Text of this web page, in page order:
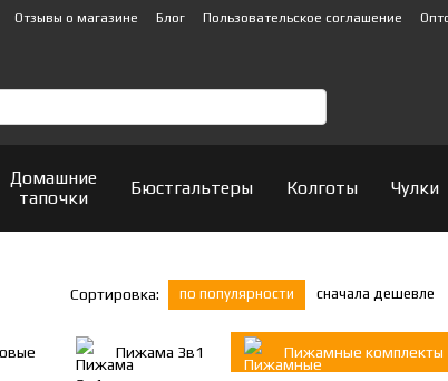
Отзывы о магазине Блог Пользовательское соглашение
Домашние
тапочки
Бюстгальтеры Колготы Чулки
Сортировка: по популярности сначала дешевле
Пижама 3в1 Пижамные комплекты